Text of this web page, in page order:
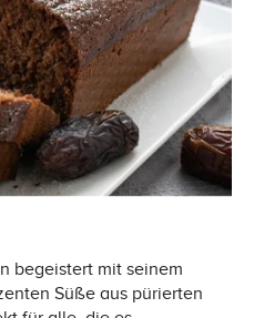
begeistert mit seinem
Süße aus pürierten